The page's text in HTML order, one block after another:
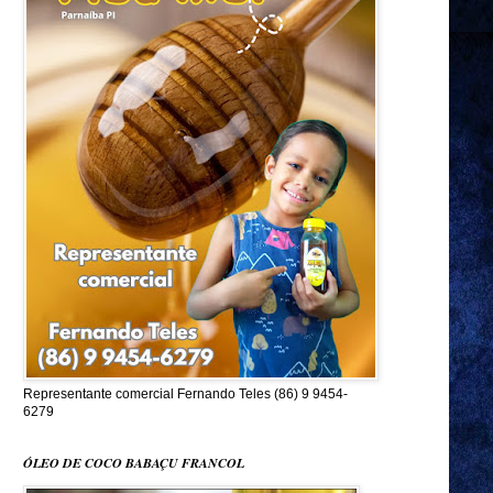
Representante comercial Fernando Teles (86) 9 9454-
6279
ÓLEO DE COCO BABAÇU FRANCOL